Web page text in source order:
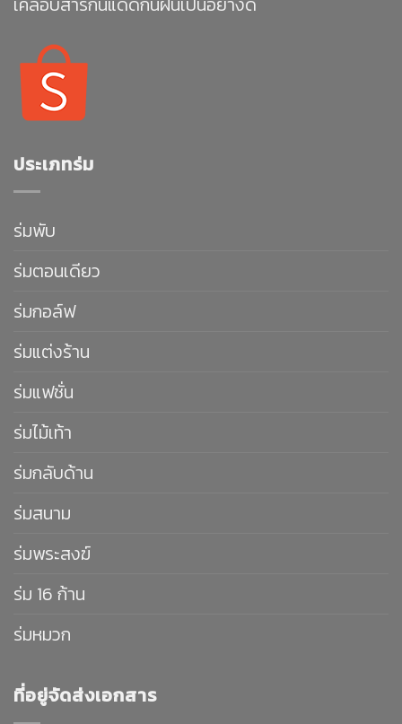
ประเภทร่ม
ร่มพับ
ร่มตอนเดียว
ร่มกอล์ฟ
ร่มแต่งร้าน
ร่มแฟชั่น
ร่มไม้เท้า
ร่มกลับด้าน
ร่มสนาม
ร่มพระสงฆ์
ร่ม 16 ก้าน
ร่มหมวก
ที่อยู่จัดส่งเอกสาร